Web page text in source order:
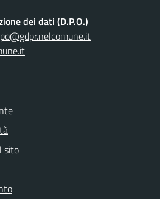
dei dati (D.P.O.)
sito